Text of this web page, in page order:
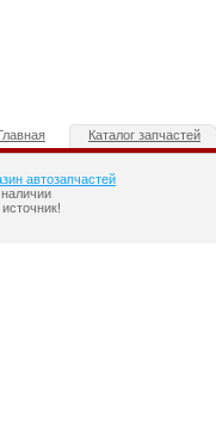
Каталог запчастей
автозапчастей